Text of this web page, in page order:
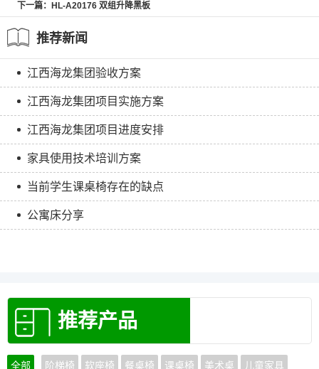
下一篇：HL-A20176 双组升降黑板
推荐新闻
江西海龙集团验收方案
江西海龙集团项目实施方案
江西海龙集团项目进度安排
家具使用技术培训方案
当前学生课桌椅存在的缺点
公寓床分享
推荐产品
全部 阶梯椅 软座椅 餐桌椅 课桌椅 美术桌 儿童家具